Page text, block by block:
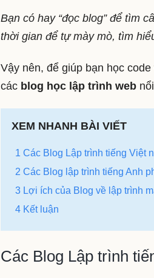
Bạn có hay “đọc blog” để tìm
thời gian để tự mày mò, tìm
Vậy nên, để giúp bạn học
các blog học lập trình web
XEM NHANH BÀI VIẾT
1 Các Blog Lập trình tiếng Việt
2 Các Blog lập trình tiếng Anh
3 Lợi ích của Blog về lập trình
4 Kết luận
Các Blog Lập trình